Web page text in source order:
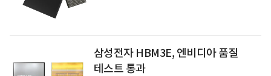
삼성전자 HBM3E, 엔비디아 품질
테스트 통과